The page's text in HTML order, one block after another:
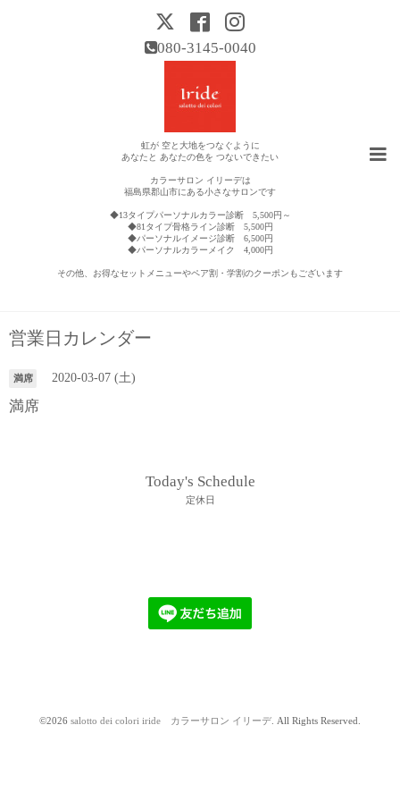
080-3145-0040
虹が 空と大地をつなぐように
あなたと あなたの色を つないできたい
カラーサロン イリーデは
福島県郡山市にある小さなサロンです
◆13タイプパーソナルカラー診断 5,500円～
◆81タイプ骨格ライン診断 5,500円
◆パーソナルイメージ診断 6,500円
◆パーソナルカラーメイク 4,000円
その他、お得なセットメニューやペア割・学割のクーポンもございます
営業日カレンダー
満席 2020-03-07 (土)
満席
Today's Schedule
定休日
©2026 salotto dei colori iride カラーサロン イリーデ. All Rights Reserved.